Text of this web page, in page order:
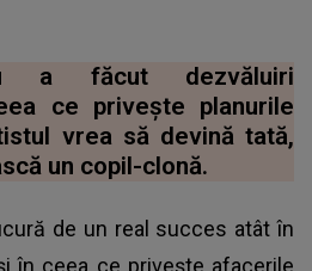
a făcut dezvăluiri
ce privește planurile
vrea să devină tată,
un copil-clonă.
de un real succes atât în
în ceea ce privește afacerile